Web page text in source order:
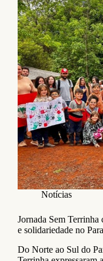
Notícias
Jornada Sem
e solidariedade no
Do Norte ao Sul do